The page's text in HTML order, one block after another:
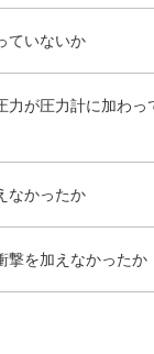
ていないか
力が圧力計に加わっ
なかったか
撃を加えなかったか